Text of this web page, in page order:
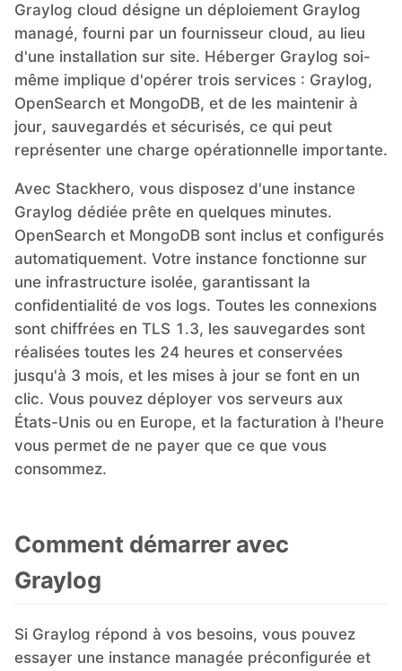
Graylog cloud désigne un déploiement Graylog
managé, fourni par un fournisseur cloud, au lieu
d'une installation sur site. Héberger Graylog soi-
même implique d'opérer trois services : Graylog,
OpenSearch et MongoDB, et de les maintenir à
jour, sauvegardés et sécurisés, ce qui peut
représenter une charge opérationnelle importante.
Avec Stackhero, vous disposez d'une instance
Graylog dédiée prête en quelques minutes.
OpenSearch et MongoDB sont inclus et configurés
automatiquement. Votre instance fonctionne sur
une infrastructure isolée, garantissant la
confidentialité de vos logs. Toutes les connexions
sont chiffrées en TLS 1.3, les sauvegardes sont
réalisées toutes les 24 heures et conservées
jusqu'à 3 mois, et les mises à jour se font en un
clic. Vous pouvez déployer vos serveurs aux
États-Unis ou en Europe, et la facturation à l'heure
vous permet de ne payer que ce que vous
consommez.
Comment démarrer avec
Graylog
Si Graylog répond à vos besoins, vous pouvez
essayer une instance managée préconfigurée et